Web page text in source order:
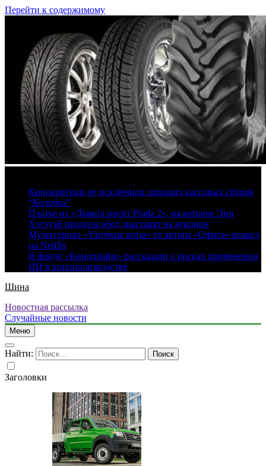
Перейти к содержимому
Кинокритики не исключили хороших кассовых сборов
“Колобка”
Платье из «Дьявол носит Prada 2», на которое Энн
Хэтэуэй пролила обед, выставят на аукцион
Мультсериал «Уличные коты» от автора «Офиса» вышел
на Netflix
В фонде «Кинопрайм» рассказали о рисках применения
ИИ в кинопроизводстве
Шина
Новостная рассылка
Случайные новости
Меню
Найти:
Заголовки